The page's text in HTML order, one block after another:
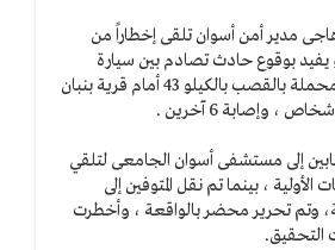
مدير أمن أسوان تلقى إخطاراً من
يفيد بوقوع حادث تصادم بين سيارة
ميكروباص ومقطورة محملة بالقصب بالكيلو 43 أمام قرية بنبان
إلى مستشفى أسوان الجامعى لتلقي
الأولية ، بينما تم نقل المتوفين إلى
وتم تحرير محضر بالواقعة ، وأخطرت
التحقيق.